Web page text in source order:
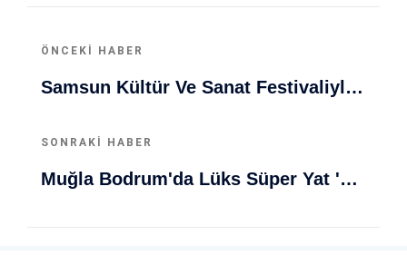
ÖNCEKI HABER
Samsun Kültür Ve Sanat Festivaliyle Karadeniz'in Renkli Kimliği Tanıtılıyor
SONRAKI HABER
Muğla Bodrum'da Lüks Süper Yat 'Golden Odyssey' Demirledi